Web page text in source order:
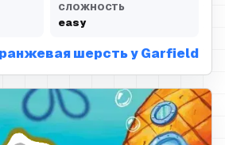
СЛОЖНОСТЬ
easy
шерсть у Garfield